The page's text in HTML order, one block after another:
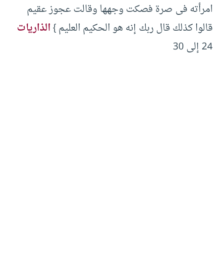
امرأته فى صرة فصكت وجهها وقالت عجوز عقيم
قالوا كذلك قال ربك إنه هو الحكيم العليم }‏الذاريات